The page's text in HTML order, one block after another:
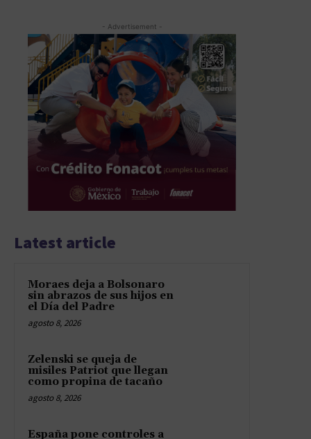
- Advertisement -
Latest article
Moraes deja a Bolsonaro
sin abrazos de sus hijos en
el Día del Padre
agosto 8, 2026
Zelenski se queja de
misiles Patriot que llegan
como propina de tacaño
agosto 8, 2026
España pone controles a